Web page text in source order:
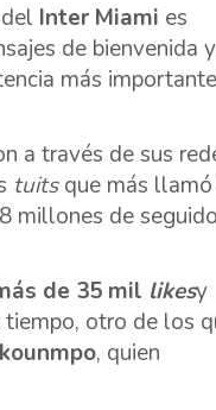
Inter Miami es
de bienvenida
más
a través de sus
tuitsque más
millones de
de 35 mil likesy
otro de los
, quien